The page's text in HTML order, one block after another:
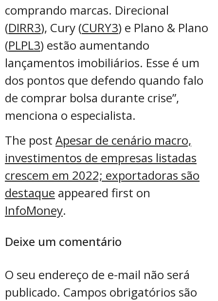
comprando marcas. Direcional
(DIRR3), Cury (CURY3) e Plano & Plano
(PLPL3) estão aumentando
lançamentos imobiliários. Esse é um
dos pontos que defendo quando falo
de comprar bolsa durante crise”,
menciona o especialista.
The post Apesar de cenário macro,
investimentos de empresas listadas
crescem em 2022; exportadoras são
destaque appeared first on
InfoMoney.
Deixe um comentário
O seu endereço de e-mail não será
publicado. Campos obrigatórios são